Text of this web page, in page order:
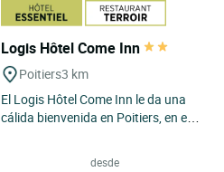
Logis Hôtel Come Inn
Poitiers3 km
El Logis Hôtel Come Inn le da una
cálida bienvenida en Poitiers, en el
desde